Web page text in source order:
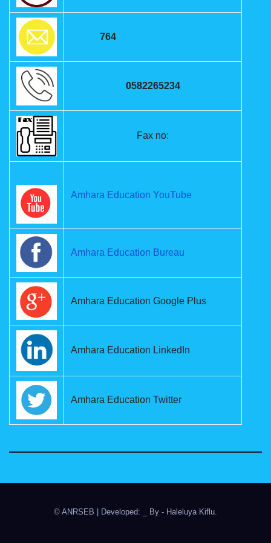
764
0582265234
Fax no:
Amhara Education YouTube
Amhara Education Bureau
Amhara Education Google Plus
Amhara Education LinkedIn
Amhara Education Twitter
© ANRSEB Developed: _ By - Haleluya Kiflu.